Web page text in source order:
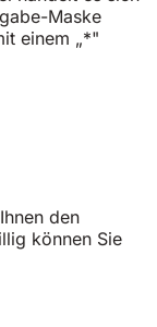
Maske
einem „*"
den
können Sie